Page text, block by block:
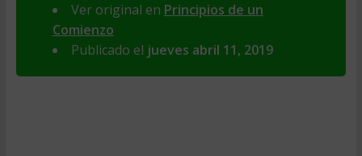
Ver original en Principios de un
Comienzo
Publicado el jueves abril 11, 2019